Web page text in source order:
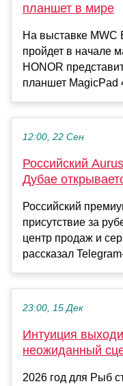
планшет в мире
На выставке MWC
пройдет в начале
HONOR
планшет MagicPad
12:00, 22 Сен
Российский
Дубае
Российский
присутствие за
центр продаж и
рассказал
23:00, 15 Дек
Интуиция
неожиданный
2026 год для Рыб